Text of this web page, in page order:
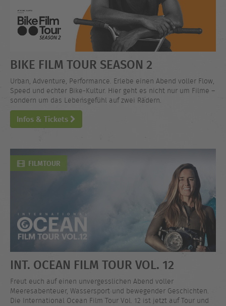
BIKE FILM TOUR SEASON 2
Urban, Adventure, Performance. Erlebe einen Abend voller Flow,
Speed und echter Bike-Kultur. Hier geht es nicht nur um Filme –
sondern um das Lebensgefühl auf zwei Rädern.
Infos & Tickets
FILMTOUR
INT. OCEAN FILM TOUR VOL. 12
Freut euch auf einen unvergesslichen Abend voller
Meeresabenteuer, Wassersport und bewegender Geschichten.
Die International Ocean Film Tour Vol. 12 ist jetzt auf Tour und